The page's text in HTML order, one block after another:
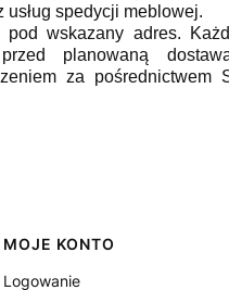
usług spedycji meblowej.
pod wskazany adres.
planowaną
za pośrednictwem
MOJE KONTO
Logowanie